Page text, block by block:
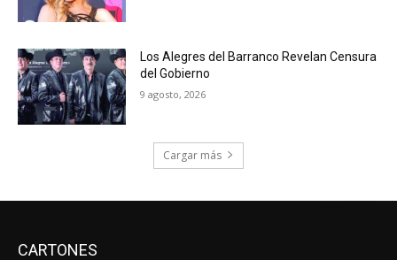
Los Alegres del Barranco Revelan Censura
del Gobierno
9 agosto, 2026
Cargar más
CARTONES